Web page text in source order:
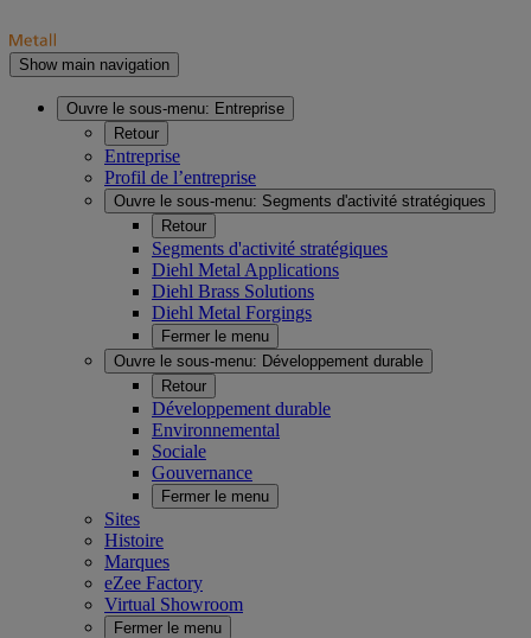
Show main navigation
Ouvre le sous-menu: Entreprise
Retour
Entreprise
Profil de l’entreprise
Ouvre le sous-menu: Segments d'activité stratégiques
Retour
Segments d'activité stratégiques
Diehl Metal Applications
Diehl Brass Solutions
Diehl Metal Forgings
Fermer le menu
Ouvre le sous-menu: Développement durable
Retour
Développement durable
Environnemental
Sociale
Gouvernance
Fermer le menu
Sites
Histoire
Marques
eZee Factory
Virtual Showroom
Fermer le menu